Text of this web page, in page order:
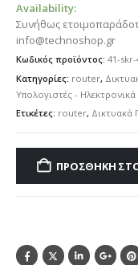
Availability:
Συνήθως
info@technoshop.gr
Κωδικός προϊόντος: 41-skr-
Κατηγορίες: router,
Υπολογιστές - Ηλεκτρονικά
Ετικέτες: router, Δικτυακά
ΠΡΟΣΘΉΚΗ